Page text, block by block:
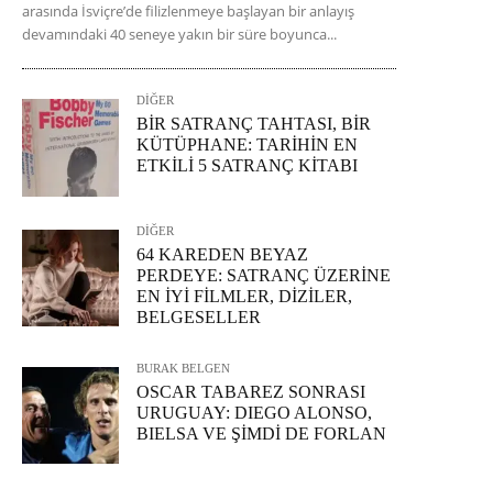
arasında İsviçre’de filizlenmeye başlayan bir anlayış
devamındaki 40 seneye yakın bir süre boyunca...
DİĞER
BİR SATRANÇ TAHTASI, BİR
KÜTÜPHANE: TARİHİN EN
ETKİLİ 5 SATRANÇ KİTABI
DİĞER
64 KAREDEN BEYAZ
PERDEYE: SATRANÇ ÜZERİNE
EN İYİ FİLMLER, DİZİLER,
BELGESELLER
BURAK BELGEN
OSCAR TABAREZ SONRASI
URUGUAY: DIEGO ALONSO,
BIELSA VE ŞİMDİ DE FORLAN